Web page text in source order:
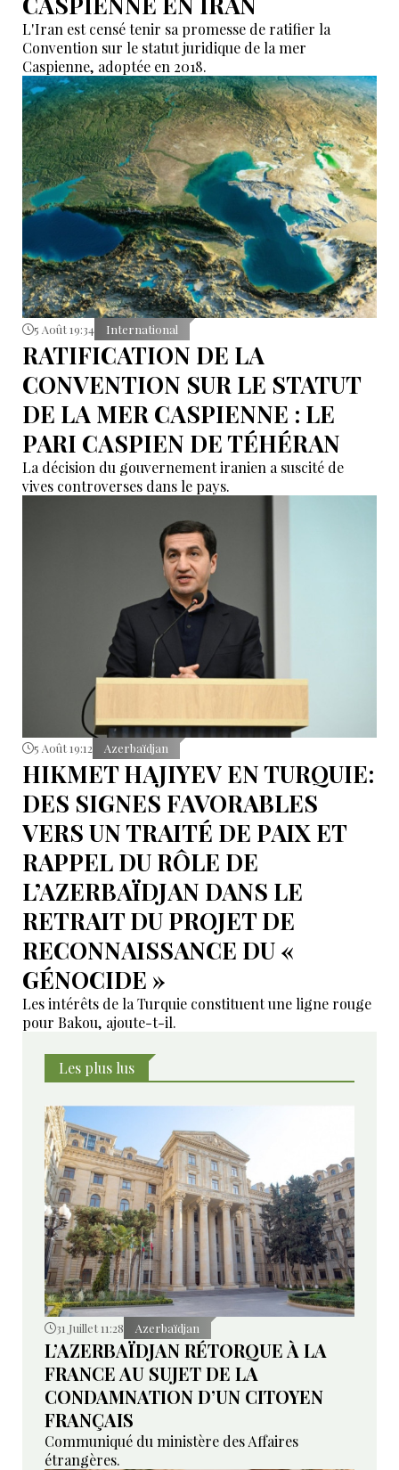
L'Iran est censé tenir sa promesse de ratifier la
Convention sur le statut juridique de la mer
Caspienne, adoptée en 2018.
5 Août 19:34 International
RATIFICATION DE LA
CONVENTION SUR LE STATUT
DE LA MER CASPIENNE : LE
PARI CASPIEN DE TÉHÉRAN
La décision du gouvernement iranien a suscité de
vives controverses dans le pays.
5 Août 19:12 Azerbaïdjan
HIKMET HAJIYEV EN TURQUIE:
DES SIGNES FAVORABLES
VERS UN TRAITÉ DE PAIX ET
RAPPEL DU RÔLE DE
L’AZERBAÏDJAN DANS LE
RETRAIT DU PROJET DE
RECONNAISSANCE DU «
GÉNOCIDE »
Les intérêts de la Turquie constituent une ligne rouge
pour Bakou, ajoute-t-il.
Les plus lus
31 Juillet 11:28 Azerbaïdjan
L’AZERBAÏDJAN RÉTORQUE À LA
FRANCE AU SUJET DE LA
CONDAMNATION D’UN CITOYEN
FRANÇAIS
Communiqué du ministère des Affaires
étrangères.